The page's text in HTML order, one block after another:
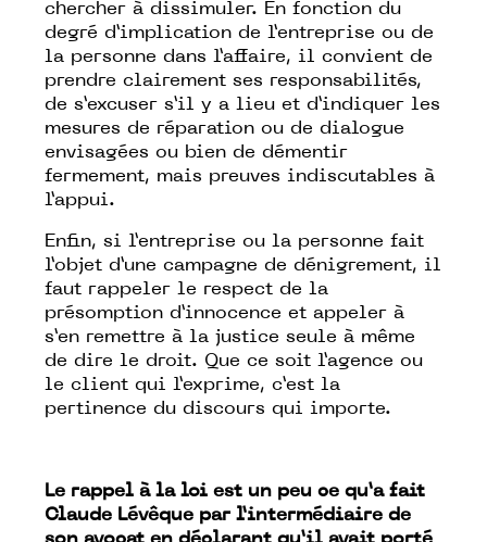
chercher à dissimuler. En fonction du
degré d’implication de l’entreprise ou de
la personne dans l’affaire, il convient de
prendre clairement ses responsabilités,
de s’excuser s’il y a lieu et d’indiquer les
mesures de réparation ou de dialogue
envisagées ou bien de démentir
fermement, mais preuves indiscutables à
l’appui.
Enfin, si l’entreprise ou la personne fait
l’objet d’une campagne de dénigrement, il
faut rappeler le respect de la
présomption d’innocence et appeler à
s’en remettre à la justice seule à même
de dire le droit. Que ce soit l’agence ou
le client qui l’exprime, c’est la
pertinence du discours qui importe.
Le rappel à la loi est un peu ce qu’a fait
Claude Lévêque par l’intermédiaire de